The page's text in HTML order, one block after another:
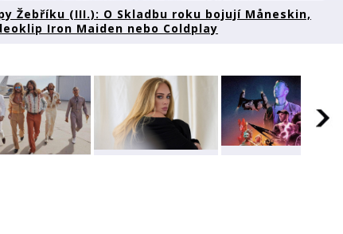
Žebříku (III.): O Skladbu roku bojují Måneskin,
Iron Maiden nebo Coldplay